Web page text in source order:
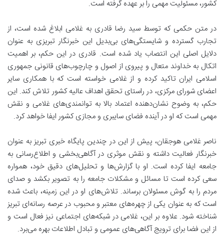
کشور، مسئولیت مهمی را بر عهده گرفته است.
در متن حکمی که توسط سید رضا قادری به غلامی ابلاغ شده است، از
تجارب گسترده و شایستگی‌های بی‌بدیل این خبرنگار تبریزی به عنوان
دلایل اصلی این انتصاب یاد شده است. قادری در این حکم، بر اهمیت
اتکال به خداوند متعال و پیروی از اصول و چارچوب‌های قانونی جمهوری
اسلامی ایران تاکید کرده و از غلامی خواسته است که با همکاری سایر
اعضای شورای مرکزی، در راستای تحقق اهداف عالیه کشور تلاش کند. این
حکم، به وضوح نشان‌دهنده اعتماد بالا به توانمندی‌های غلامی و نقش
مهمی است که او در آینده فضای سایبری و مجازی کشور ایفا خواهد کرد.
ناصر غلامی هوجقان، پیش از این در چندین پایگاه خبری تبریز به عنوان
خبرنگار فعالیت داشته و نقش موثری در آگاهی‌بخشی و اطلاع‌رسانی به
جامعه ایفا کرده است. او با گزارش‌ها و تحلیل‌های دقیق خود، همواره
سعی کرده است تا مسائل و مشکلات جامعه را به تصویر بکشد و صدای
مردم را به گوش مسئولان برساند. تلاش‌های او در این زمینه، باعث شده
است که به عنوان یکی از چهره‌های معتبر و محبوب در عرصه رسانه‌ای تبریز
شناخته شود. علاوه بر این، غلامی در شبکه‌های اجتماعی نیز فعال است و
از این فضا برای ترویج آگاهی‌های عمومی و تبادل اطلاعات بهره می‌برد.